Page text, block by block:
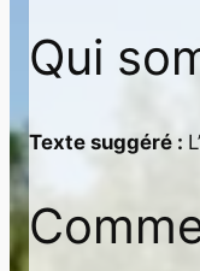
Qui
Texte suggéré :